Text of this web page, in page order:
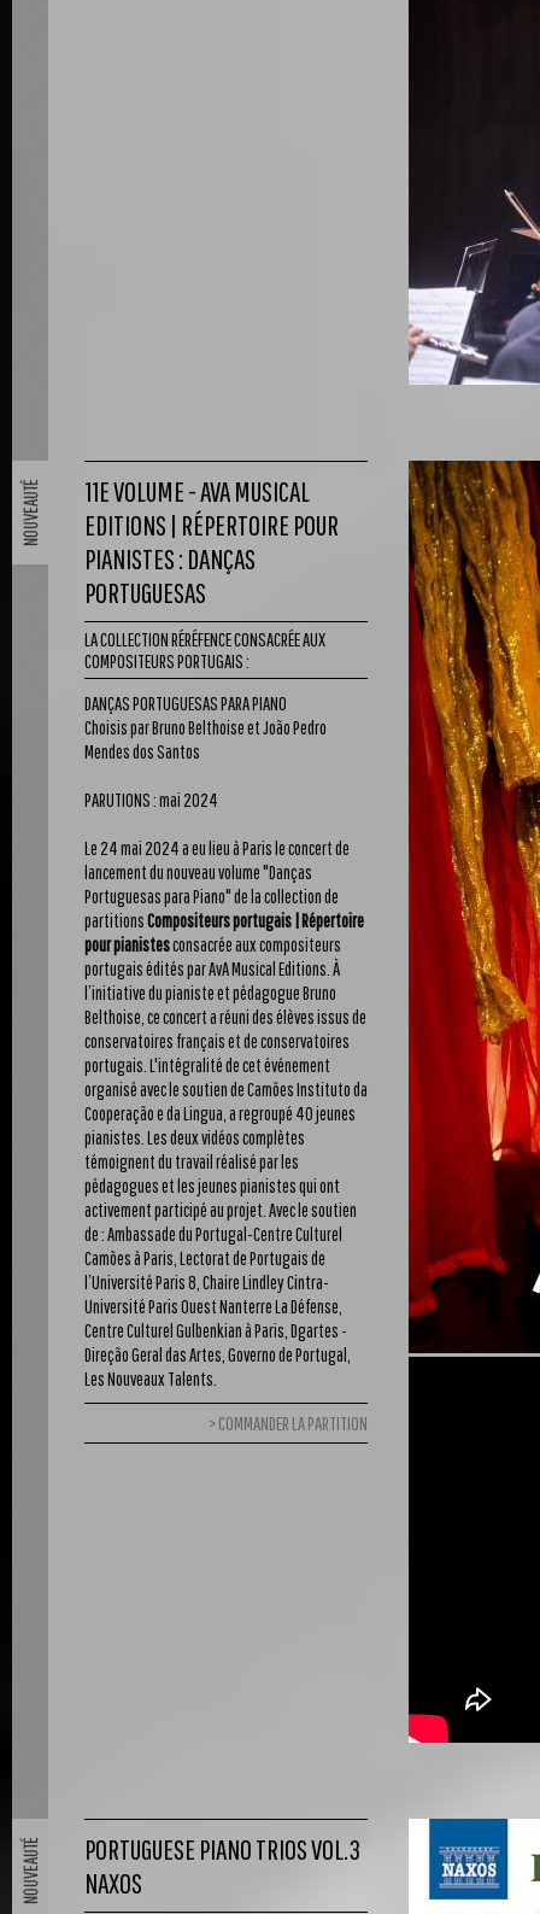
11E VOLUME - AVA MUSICAL
EDITIONS | RÉPERTOIRE POUR
PIANISTES : DANÇAS
PORTUGUESAS
LA COLLECTION RÉRÉFENCE CONSACRÉE AUX
COMPOSITEURS PORTUGAIS :
DANÇAS PORTUGUESAS PARA PIANO
Choisis par Bruno Belthoise et João Pedro
Mendes dos Santos
PARUTIONS : mai 2024
Le 24 mai 2024 a eu lieu à Paris le concert de
lancement du nouveau volume "Danças
Portuguesas para Piano" de la collection de
partitionsCompositeurs portugais | Répertoire
pour pianistesconsacrée aux compositeurs
portugais édités par AvA Musical Editions. À
l’initiative du pianiste et pédagogue Bruno
Belthoise, ce concert a réuni des élèves issus de
conservatoires français et de conservatoires
portugais. L'intégralité de cet événement
organisé avec le soutien de Camões Instituto da
Cooperação e da Lingua, a regroupé 40 jeunes
pianistes. Les deux vidéos complètes
témoignent du travail réalisé par les
pédagogues et les jeunes pianistes qui ont
activement participé au projet. Avec le soutien
de : Ambassade du Portugal-Centre Culturel
Camões à Paris, Lectorat de Portugais de
l’Université Paris 8, Chaire Lindley Cintra-
Université Paris Ouest Nanterre La Défense,
Centre Culturel Gulbenkian à Paris, Dgartes -
Direção Geral das Artes, Governo de Portugal,
Les Nouveaux Talents.
COMMANDER LA PARTITION
PORTUGUESE PIANO TRIOS VOL.3
NAXOS